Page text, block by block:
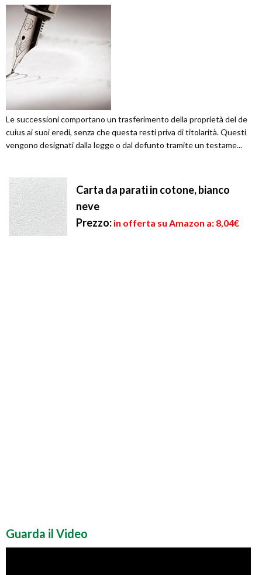
Le successioni comportano un trasferimento della proprietà del de
cuius ai suoi eredi, senza che questa resti priva di titolarità. Questi
vengono designati dalla legge o dal defunto tramite un testame...
Carta da parati in cotone, bianco
neve
Prezzo: in offerta su Amazon a: 8,04€
Guarda il Video